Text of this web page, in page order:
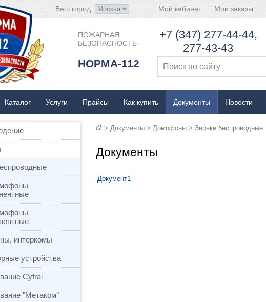
Ваш город: Мои заказы
Мой кабинет
ПОЖАРНАЯ
БЕЗОПАСНОСТЬ -
НОРМА-112
+7 (347) 277-44-44,
277-43-43
Каталог Услуги Прайсы Как купить Документы Новости
> Документы > Домофоны > Звонки беспроводные
интеркомы
устройства
Cyfral
"Метаком"
Документы
Документ1